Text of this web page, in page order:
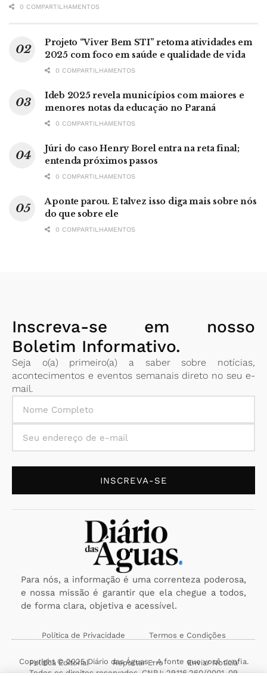
0 COMPARTILHAMENTOS
Projeto “Viver Bem STI” retoma atividades em
2025 com foco em saúde e qualidade de vida
0 COMPARTILHAMENTOS
Ideb 2025 revela municípios com maiores e
menores notas da educação no Paraná
0 COMPARTILHAMENTOS
Júri do caso Henry Borel entra na reta final;
entenda próximos passos
0 COMPARTILHAMENTOS
A ponte parou. E talvez isso diga mais sobre nós
do que sobre ele
0 COMPARTILHAMENTOS
Inscreva-se em nosso
Boletim Informativo.
Seja o(a) primeiro(a) a saber sobre notícias,
acontecimentos e eventos semanais direto no seu e-
mail.
INSCREVA-SE
Para nós, a informação é uma correnteza poderosa,
e nossa missão é garantir que ela chegue a todos,
de forma clara, objetiva e acessível.
Política de Privacidade Termos e Condições
Política Editorial Reportar Erro Enviar Notícia
Copyright © 2025 Diário das Águas - A fonte que você confia.
Todos os direitos reservados. CNPJ: 29.116.260/0001-09